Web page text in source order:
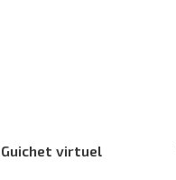
Guichet virtuel